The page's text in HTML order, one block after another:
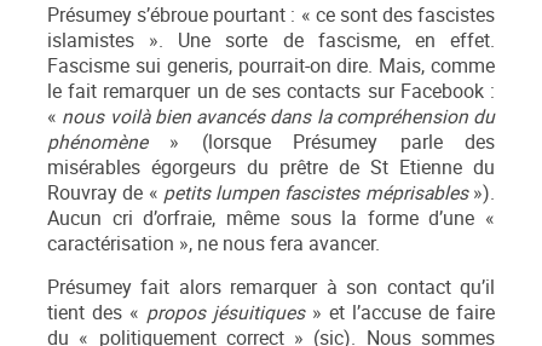
Présumey s’ébroue pourtant : « ce sont des fascistes
islamistes ». Une sorte de fascisme, en effet.
Fascisme sui generis, pourrait-on dire. Mais, comme
le fait remarquer un de ses contacts sur Facebook :
« nous voilà bien avancés dans la compréhension du
phénomène» (lorsque Présumey parle des
misérables égorgeurs du prêtre de St Etienne du
Rouvray de « petits lumpen fascistes méprisables»).
Aucun cri d’orfraie, même sous la forme d’une «
caractérisation », ne nous fera avancer.
Présumey fait alors remarquer à son contact qu’il
tient des « propos jésuitiques» et l’accuse de faire
du « politiquement correct » (sic). Nous sommes